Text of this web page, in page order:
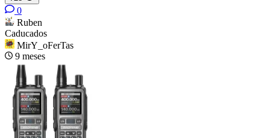
0
Ruben
Caducados
MirY_oFerTas
9 meses